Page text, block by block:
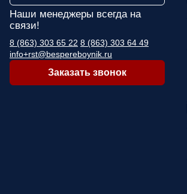
Наши менеджеры всегда на
связи!
8 (863) 303 65 22 8 (863) 303 64 49
info+rst@bespereboynik.ru
Заказать звонок